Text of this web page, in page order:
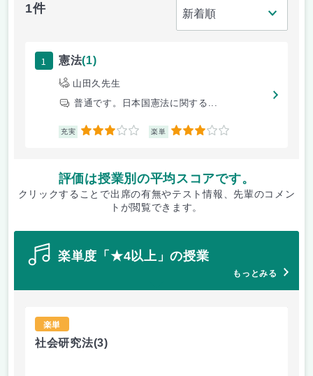
1件
1 憲法(1)
山田久先生
普通です。日本国憲法に関する...
充実 3 楽単 3
評価は授業別の平均スコアです。
クリックすることで出席の有無やテスト情報、先輩のコメン
トが閲覧できます。
楽単度「★4以上」の授業
もっとみる
楽単
社会研究法(3)